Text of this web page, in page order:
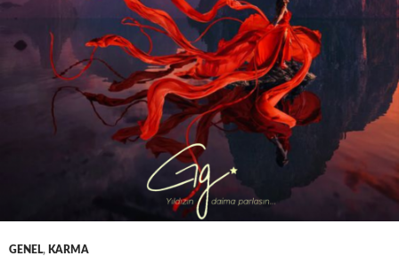
GENEL, KARMA